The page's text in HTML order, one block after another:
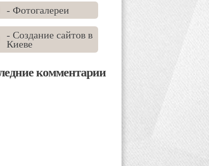
- Фотогалереи
- Создание сайтов в
Киеве
комментарии